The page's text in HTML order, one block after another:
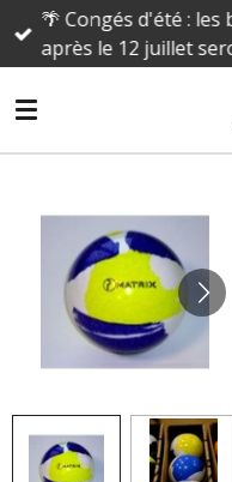
Passer
principal
🌴 Congés d'été :
après le 12 juillet